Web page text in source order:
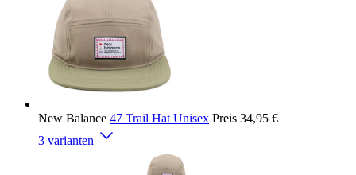
New Balance 47 Trail Hat Unisex Preis 34,95 €
3 varianten